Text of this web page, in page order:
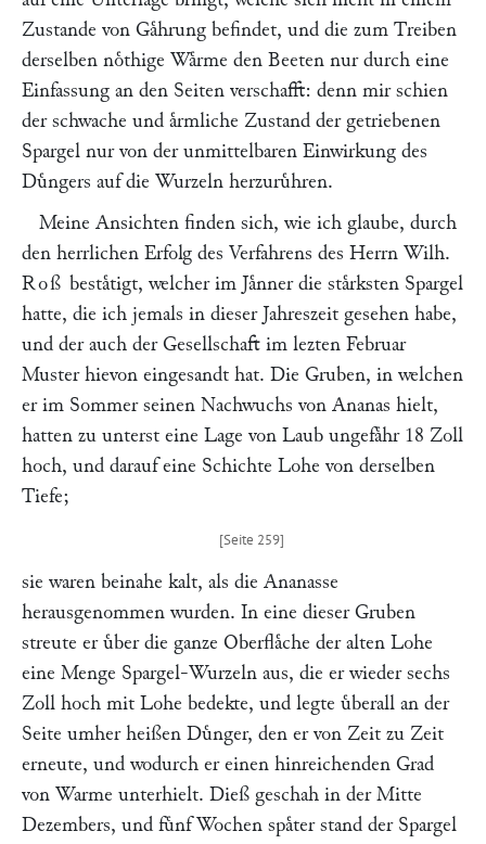
Zustande von Gaͤhrung befindet, und die zum Treiben
derselben noͤthige Waͤrme den Beeten nur durch eine
Einfassung an den Seiten verschafft: denn mir schien
der schwache und aͤrmliche Zustand der getriebenen
Spargel nur von der unmittelbaren Einwirkung des
Duͤngers auf die Wurzeln herzuruͤhren.
Meine Ansichten finden sich, wie ich glaube, durch
den herrlichen Erfolg des Verfahrens des Herrn Wilh.
Roß bestaͤtigt, welcher im Jaͤnner die staͤrksten Spargel
hatte, die ich jemals in dieser Jahreszeit gesehen habe,
und der auch der Gesellschaft im lezten Februar
Muster hievon eingesandt hat. Die Gruben, in welchen
er im Sommer seinen Nachwuchs von Ananas hielt,
hatten zu unterst eine Lage von Laub ungefaͤhr 18 Zoll
hoch, und darauf eine Schichte Lohe von derselben
Tiefe;
sie waren beinahe kalt, als die Ananasse
herausgenommen wurden. In eine dieser Gruben
streute er uͤber die ganze Oberflaͤche der alten Lohe
eine Menge Spargel-Wurzeln aus, die er wieder sechs
Zoll hoch mit Lohe bedekte, und legte uͤberall an der
Seite umher heißen Duͤnger, den er von Zeit zu Zeit
erneute, und wodurch er einen hinreichenden Grad
von Warme unterhielt. Dieß geschah in der Mitte
Dezembers, und fuͤnf Wochen spaͤter stand der Spargel